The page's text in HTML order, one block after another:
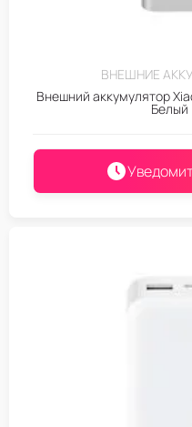
ВНЕШНИЕ
Внешний аккумулятор
Белый